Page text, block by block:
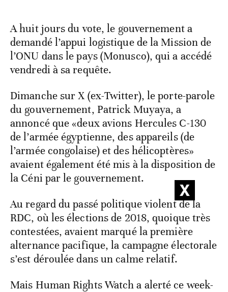
A huit jours du vote, le gouvernement a
demandé l’appui logistique de la Mission de
l’ONU dans le pays (Monusco), qui a accédé
vendredi à sa requête.
Dimanche sur X (ex-Twitter), le porte-parole
du gouvernement, Patrick Muyaya, a
annoncé que «deux avions Hercules C-130
de l’armée égyptienne, des appareils (de
l’armée congolaise) et des hélicoptères»
avaient également été mis à la disposition de
la Céni par le gouvernement.
Au regard du passé politique violent de la
RDC, où les élections de 2018, quoique très
contestées, avaient marqué la première
alternance pacifique, la campagne électorale
s’est déroulée dans un calme relatif.
Mais Human Rights Watch a alerté ce week-